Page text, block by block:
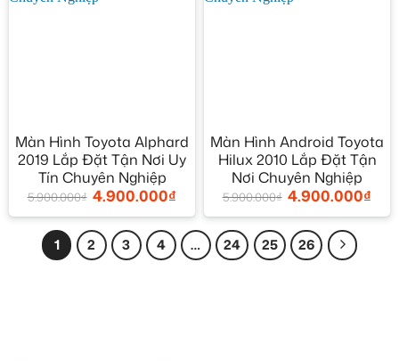
Màn Hình Toyota Alphard
2019 Lắp Đặt Tận Nơi Uy
Tín Chuyên Nghiệp
5.900.000₫ 4.900.000₫
Màn Hình Android Toyota
Hilux 2010 Lắp Đặt Tận
Nơi Chuyên Nghiệp
5.900.000₫ 4.900.000₫
1 2 3 4 … 24 25 26